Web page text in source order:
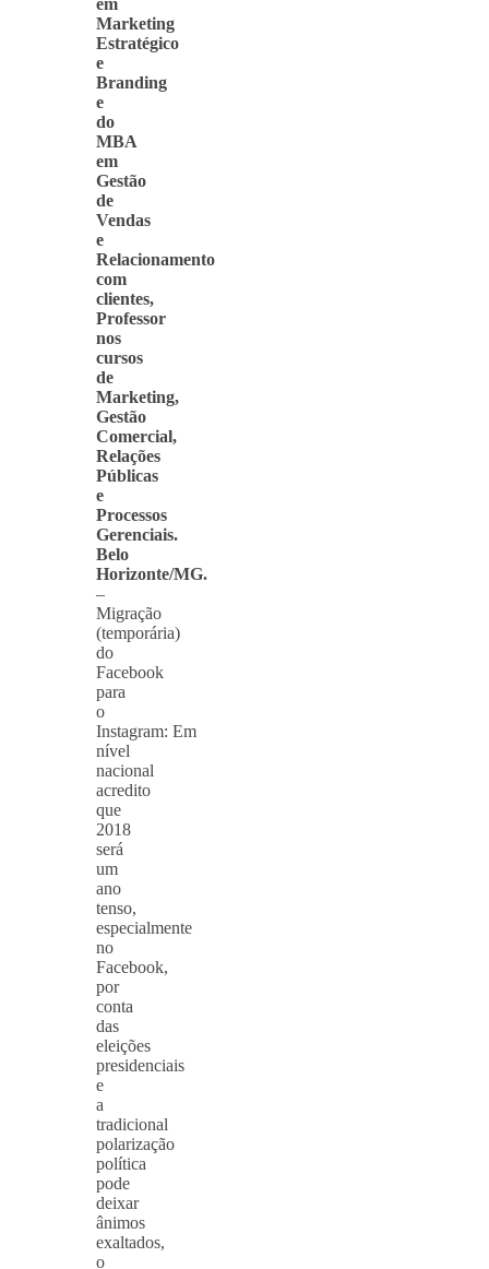
Marketing
Estratégico
e
Branding
e
do
MBA
em
Gestão
de
Vendas
e
Relacionamento
com
clientes,
Professor
nos
cursos
de
Marketing,
Gestão
Comercial,
Relações
Públicas
e
Processos
Gerenciais.
Belo
Horizonte/MG.
–
Migração
(temporária)
do
Facebook
para
o
Instagram: Em
nível
nacional
acredito
que
2018
será
um
ano
tenso,
especialmente
no
Facebook,
por
conta
das
eleições
presidenciais
e
a
tradicional
polarização
política
pode
deixar
ânimos
exaltados,
o